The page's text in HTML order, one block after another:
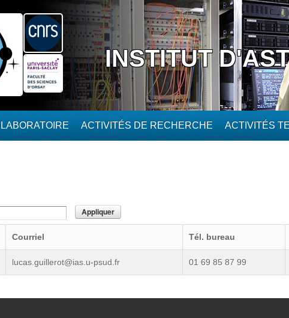
INSTITUT
LABORATOIRE ACTIVITÉS DE RECHERCHE ACTIVITÉS
Courriel Tél. bureau
lucas.guillerot@ias.u-psud.fr 01 69 85 87 99